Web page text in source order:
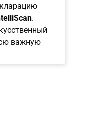
.
важную